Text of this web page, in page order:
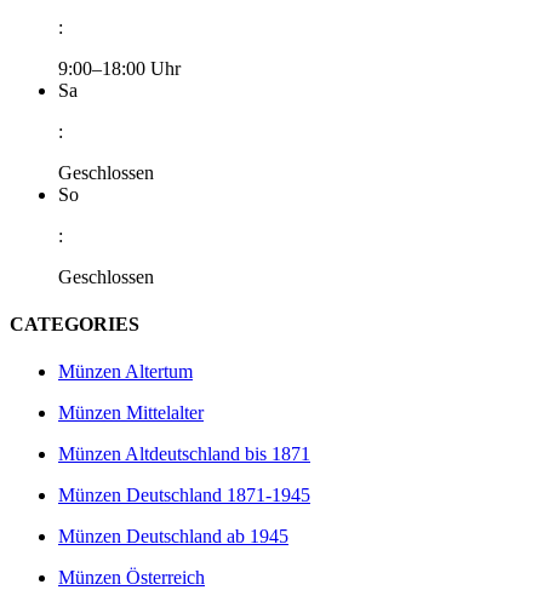
:
9:00–18:00 Uhr
Sa
:
Geschlossen
So
:
Geschlossen
CATEGORIES
Münzen Altertum
Münzen Mittelalter
Münzen Altdeutschland bis 1871
Münzen Deutschland 1871-1945
Münzen Deutschland ab 1945
Münzen Österreich